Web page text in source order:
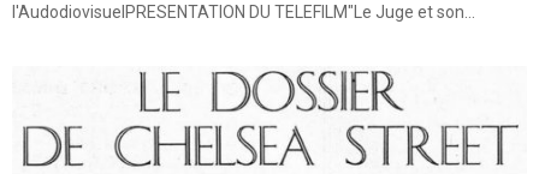
l'AudodiovisuelPRESENTATION DU TELEFILM"Le Juge et son...